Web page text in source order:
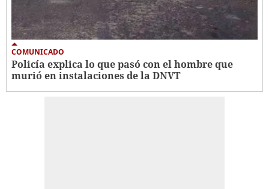
COMUNICADO
Policía explica lo que pasó con el hombre que
murió en instalaciones de la DNVT